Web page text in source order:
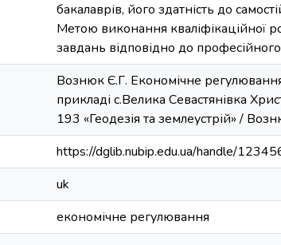
бакалаврів, його здатність до
Метою виконання кваліфікаційної
завдань відповідно до
Вознюк Є.Г. Економічне
прикладі с.Велика Севастянівка
193 «Геодезія та землеустрій» /
https://dglib.nubip.edu.ua/handle/
uk
економічне регулювання